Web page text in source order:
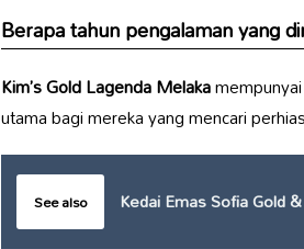
Berapa tahun pengalaman yang
Kim’s Gold Lagenda Melaka
utama bagi mereka yang mencari
See also Kedai Emas Sofia Gold